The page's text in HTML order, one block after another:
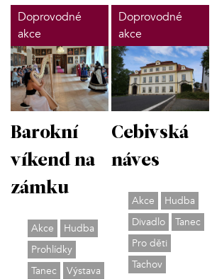
Doprovodné
akce
Barokní
víkend na
zámku
Akce
Hudba
Prohlídky
Tanec
Výstava
Doprovodné
akce
Cebivská
náves
Akce
Hudba
Divadlo
Tanec
Pro děti
Tachov